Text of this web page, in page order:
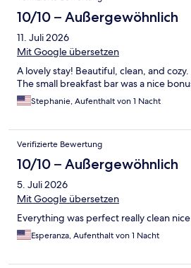
10/10 – Außergewöhnlich
11. Juli 2026
Mit Google übersetzen
A lovely stay! Beautiful, clean, and
The small breakfast bar was a nice
Stephanie, Aufenthalt von 1 Nacht
Verifizierte Bewertung
10/10 – Außergewöhnlich
5. Juli 2026
Mit Google übersetzen
Everything was perfect really clean
Esperanza, Aufenthalt von 1 Nacht